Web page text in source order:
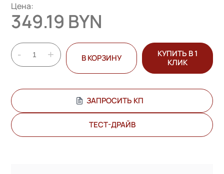
Цена:
349.19 BYN
- + В КОРЗИНУ
КУПИТЬ В 1
КЛИК
ЗАПРОСИТЬ КП
ТЕСТ-ДРАЙВ